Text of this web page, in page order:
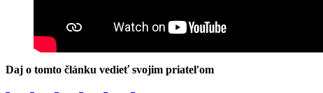
Daj o tomto článku vedieť svojim priateľom